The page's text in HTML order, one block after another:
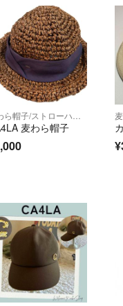
麦わら帽子/ストローハット
麦わら帽子